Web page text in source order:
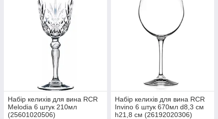
Набір келихів для вина RCR
Melodia 6 штук 210мл
(25601020506)
Набір келихів для вина RCR
Invino 6 штук 670мл d8,3 см
h21,8 см (26192020306)